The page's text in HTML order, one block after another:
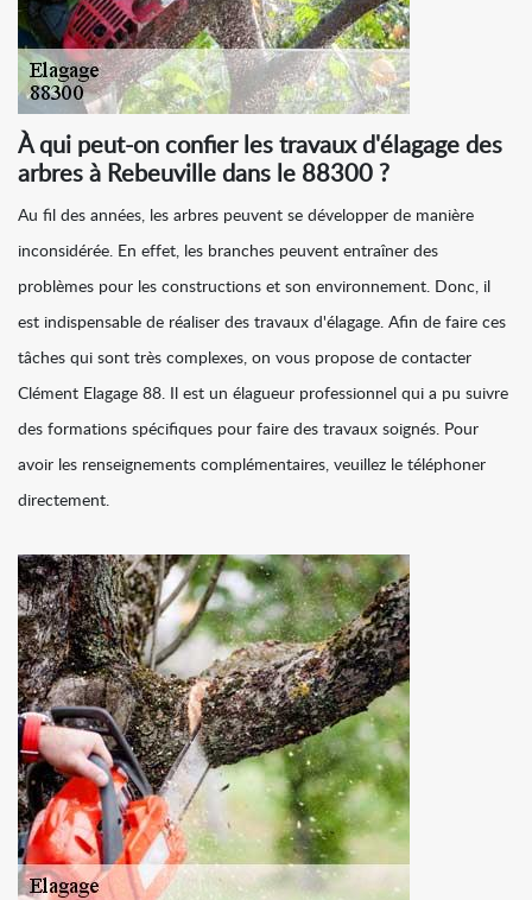
À qui peut-on confier les travaux d'élagage des
arbres à Rebeuville dans le 88300 ?
Au fil des années, les arbres peuvent se développer de manière
inconsidérée. En effet, les branches peuvent entraîner des
problèmes pour les constructions et son environnement. Donc, il
est indispensable de réaliser des travaux d'élagage. Afin de faire ces
tâches qui sont très complexes, on vous propose de contacter
Clément Elagage 88. Il est un élagueur professionnel qui a pu suivre
des formations spécifiques pour faire des travaux soignés. Pour
avoir les renseignements complémentaires, veuillez le téléphoner
directement.